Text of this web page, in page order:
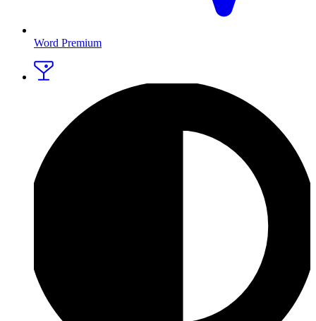
Word Premium